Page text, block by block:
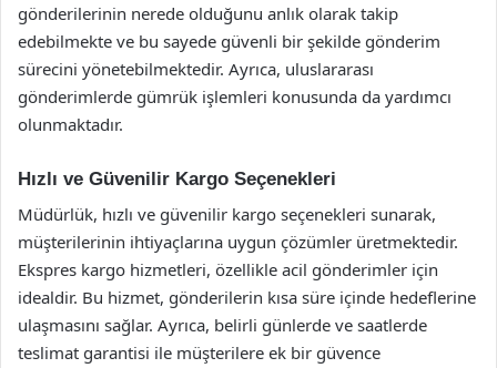
gönderilerinin nerede olduğunu anlık olarak takip
edebilmekte ve bu sayede güvenli bir şekilde gönderim
sürecini yönetebilmektedir. Ayrıca, uluslararası
gönderimlerde gümrük işlemleri konusunda da yardımcı
olunmaktadır.
Hızlı ve Güvenilir Kargo Seçenekleri
Müdürlük, hızlı ve güvenilir kargo seçenekleri sunarak,
müşterilerinin ihtiyaçlarına uygun çözümler üretmektedir.
Ekspres kargo hizmetleri, özellikle acil gönderimler için
idealdir. Bu hizmet, gönderilerin kısa süre içinde hedeflerine
ulaşmasını sağlar. Ayrıca, belirli günlerde ve saatlerde
teslimat garantisi ile müşterilere ek bir güvence